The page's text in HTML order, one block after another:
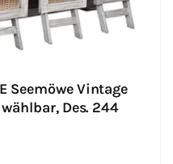
Seemöwe Vintage
Des. 244